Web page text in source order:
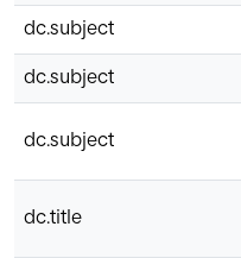
dc.subject
dc.subject
dc.subject
dc.title